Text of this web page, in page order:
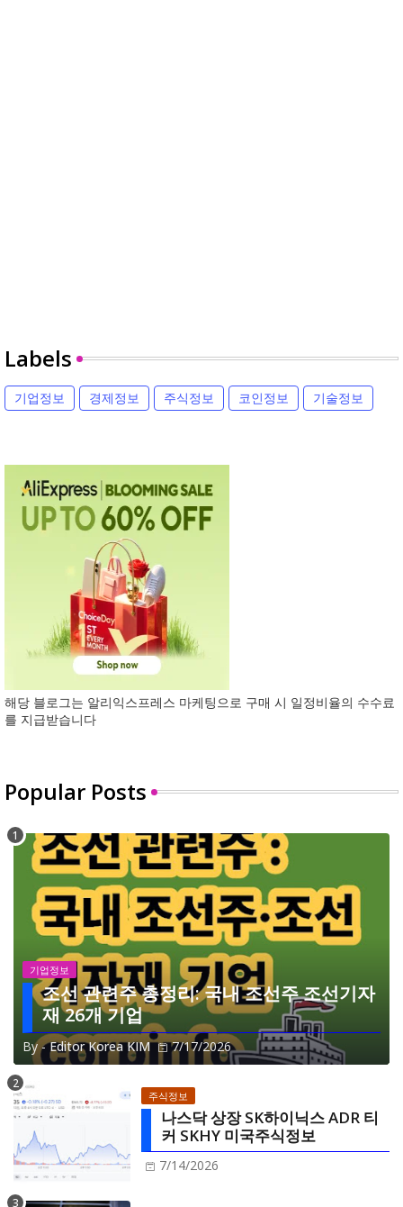
Labels
기업정보 경제정보 주식정보 코인정보 기술정보
해당 블로그는 알리익스프레스 마케팅으로 구매 시 일정비율의 수수료
를 지급받습니다
Popular Posts
기업정보
조선 관련주 총정리: 국내 조선주 조선기자
재 26개 기업
By - Editor Korea KIM 7/17/2026
주식정보
나스닥 상장 SK하이닉스 ADR 티
커 SKHY 미국주식정보
7/14/2026